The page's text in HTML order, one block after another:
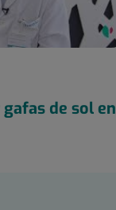
de sol en